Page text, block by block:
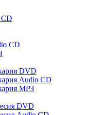
CD
CD
DVD
Audio CD
MP3
DVD